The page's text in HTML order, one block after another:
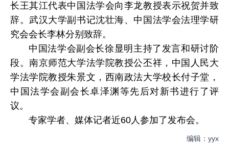
长王其江代表中国法学会向李龙教授表示祝贺并致
辞。武汉大学副书记沈壮海、中国法学会法理学研
究会会长李林分别致辞。
中国法学会副会长徐显明主持了发言和研讨阶
段。南京师范大学法学院教授公丕祥，中国人民大
学法学院教授朱景文，西南政法大学校长付子堂，
中国法学会副会长卓泽渊等先后对新书进行了评
议。
专家学者、媒体记者近60人参加了发布会。
编辑：yyx